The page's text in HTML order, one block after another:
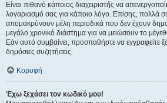
Είναι πιθανό κάποιος διαχειριστής να
λογαριασμό σας για κάποιο λόγο. Επίσης, πολλά
απομακρύνουν μέλη περιοδικά που δεν έχουν
μεγάλο χρονικό διάστημα για να μειώσουν το
Εάν αυτό συμβαίνει, προσπαθήστε να εγγραφείτε
δημόσιες συζητήσεις.
Κορυφή
Έχω ξεχάσει τον κωδικό μου!